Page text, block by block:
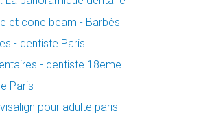
et cone beam - Barbès
- dentiste Paris
- dentiste 18eme
Paris
pour adulte paris